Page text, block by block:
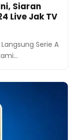
Siaran
Live Jak TV
Serie A